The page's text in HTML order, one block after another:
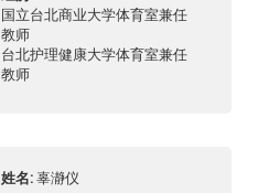
国立台北商业大学体育室兼任
教师
台北护理健康大学体育室兼任
教师
姓名 辜瀞仪